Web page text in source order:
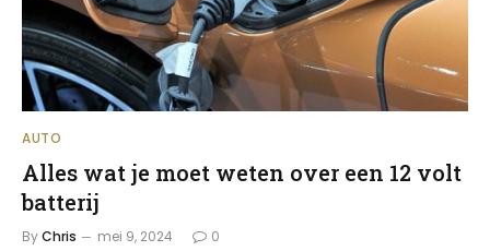
AUTO
Alles wat je moet weten over een 12 volt
batterij
ByChris mei 9, 2024 0